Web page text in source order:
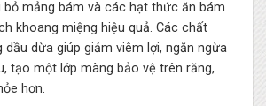
bỏ mảng bám và các hạt thức ăn bám
khoang miệng hiệu quả. Các chất
dừa giúp giảm viêm lợi, ngăn ngừa
tạo một lớp màng bảo vệ trên răng,
hơn.